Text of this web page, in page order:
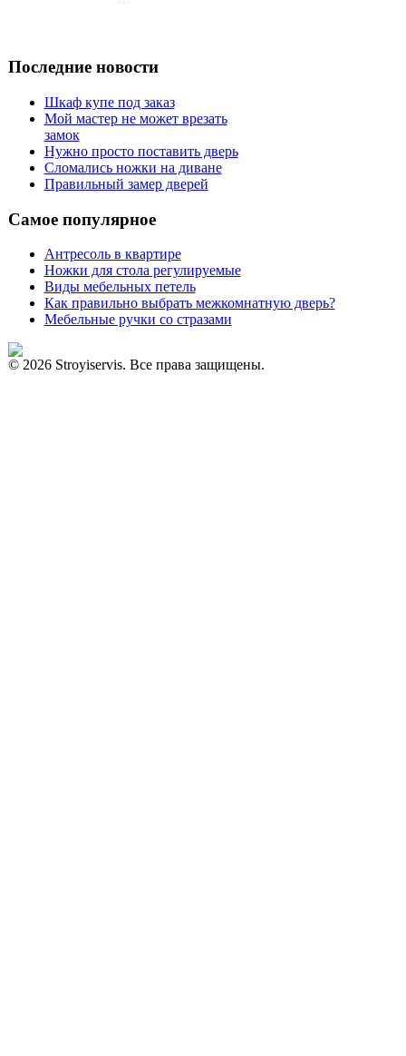
Последние новости
Шкаф купе под заказ
Мой мастер не может врезать
замок
Нужно просто поставить дверь
Сломались ножки на диване
Правильный замер дверей
Самое популярное
Антресоль в квартире
Ножки для стола регулируемые
Виды мебельных петель
Как правильно выбрать межкомнатную дверь?
Мебельные ручки со стразами
© 2026 Stroyiservis. Все права защищены.